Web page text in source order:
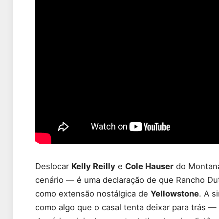
Deslocar Kelly Reilly e Cole Hauser do
cenário — é uma declaração de que Rancho
como extensão nostálgica de Yellowstone. A
como algo que o casal tenta deixar para trás